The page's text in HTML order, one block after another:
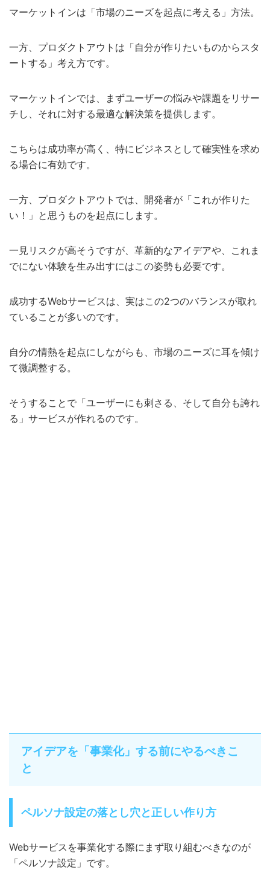
マーケットインは「市場のニーズを起点に考える」方法。
一方、プロダクトアウトは「自分が作りたいものからスタ
ートする」考え方です。
マーケットインでは、まずユーザーの悩みや課題をリサー
チし、それに対する最適な解決策を提供します。
こちらは成功率が高く、特にビジネスとして確実性を求め
る場合に有効です。
一方、プロダクトアウトでは、開発者が「これが作りた
い！」と思うものを起点にします。
一見リスクが高そうですが、革新的なアイデアや、これま
でにない体験を生み出すにはこの姿勢も必要です。
成功するWebサービスは、実はこの2つのバランスが取れ
ていることが多いのです。
自分の情熱を起点にしながらも、市場のニーズに耳を傾け
て微調整する。
そうすることで「ユーザーにも刺さる、そして自分も誇れ
る」サービスが作れるのです。
アイデアを「事業化」する前にやるべきこ
と
ペルソナ設定の落とし穴と正しい作り方
Webサービスを事業化する際にまず取り組むべきなのが
「ペルソナ設定」です。